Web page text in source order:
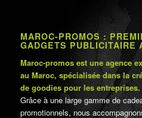
MAROC-PROMOS :
GADGETS PUBLICITAIRE
Maroc-promos est une agence
au Maroc, spécialisée dans la
de goodies pour les entreprises.
Grâce à une large gamme de
promotionnels, nous